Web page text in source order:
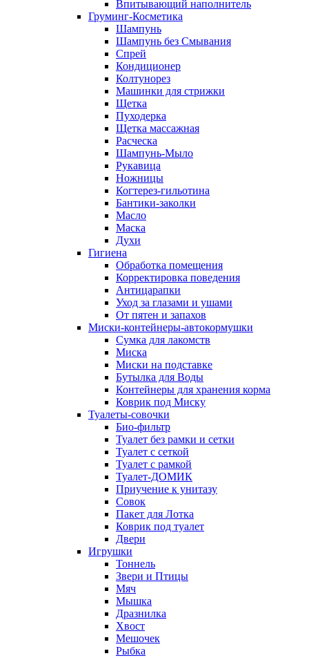
Впитывающий наполнитель
Груминг-Косметика
Шампунь
Шампунь без Смывания
Спрей
Кондиционер
Колтунорез
Машинки для стрижки
Щетка
Пуходерка
Щетка массажная
Расческа
Шампунь-Мыло
Рукавица
Ножницы
Когтерез-гильотина
Бантики-заколки
Масло
Маска
Духи
Гигиена
Обработка помещения
Корректировка поведения
Антицарапки
Уход за глазами и ушами
От пятен и запахов
Миски-контейнеры-автокормушки
Сумка для лакомств
Миска
Миски на подставке
Бутылка для Воды
Контейнеры для хранения корма
Коврик под Миску
Туалеты-совочки
Био-фильтр
Туалет без рамки и сетки
Туалет с сеткой
Туалет с рамкой
Туалет-ДОМИК
Приучение к унитазу
Совок
Пакет для Лотка
Коврик под туалет
Двери
Игрушки
Тоннель
Звери и Птицы
Мяч
Мышка
Дразнилка
Хвост
Мешочек
Рыбка